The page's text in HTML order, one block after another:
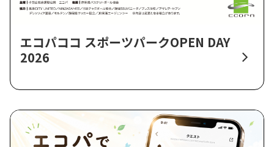
エコパココ スポーツパークOPEN DAY
2026